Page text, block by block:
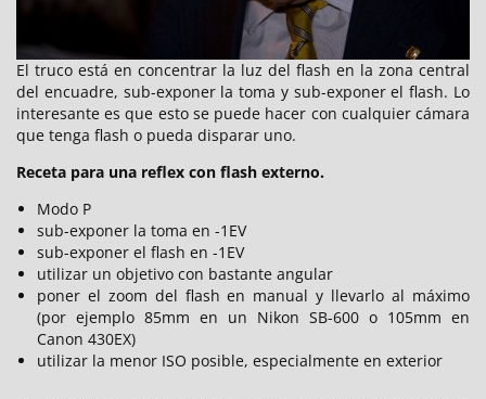
El truco está en concentrar la luz del flash en la zona central
del encuadre, sub-exponer la toma y sub-exponer el flash. Lo
interesante es que esto se puede hacer con cualquier cámara
que tenga flash o pueda disparar uno.
Receta para una reflex con flash externo.
Modo P
sub-exponer la toma en -1EV
sub-exponer el flash en -1EV
utilizar un objetivo con bastante angular
poner el zoom del flash en manual y llevarlo al máximo
(por ejemplo 85mm en un Nikon SB-600 o 105mm en
Canon 430EX)
utilizar la menor ISO posible, especialmente en exterior